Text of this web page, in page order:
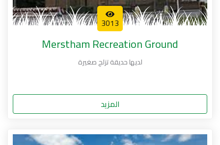
3013
Merstham Recreation Ground
لديها حديقة تزلج صغيرة
المزيد